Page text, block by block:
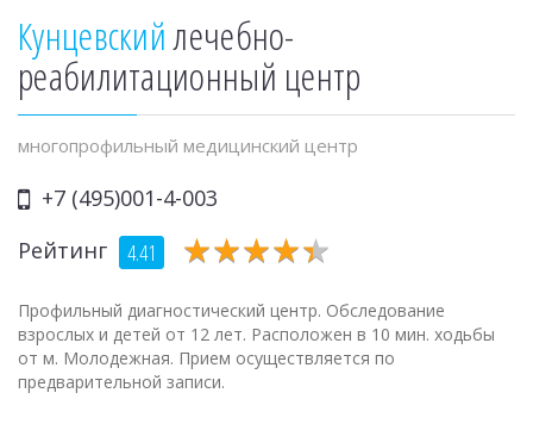
Кунцевскийлечебно-
реабилитационный центр
многопрофильный медицинский центр
+7 (495)001-4-003
Рейтинг
4.41 ★★★★★
★★★★★
Профильный диагностический центр. Обследование
взрослых и детей от 12 лет. Расположен в 10 мин. ходьбы
от м. Молодежная. Прием осуществляется по
предварительной записи.